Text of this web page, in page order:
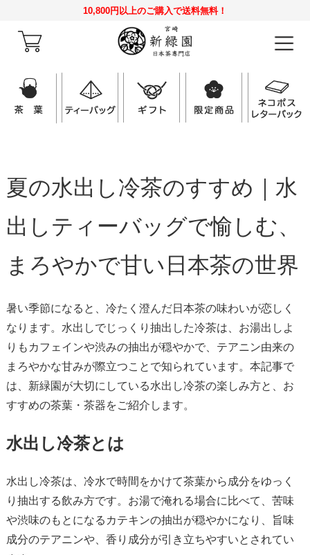
10,800円以上のご購入で送料無料！
夏の水出し冷茶のすすめ｜水
出しティーバッグで愉しむ、
まろやかで甘い日本茶の世界
暑い季節になると、冷たく澄んだ日本茶の味わいが恋しく
なります。水出しでじっくり抽出した冷茶は、お湯出しよ
りもカフェインや渋みの抽出が穏やかで、テアニン由来の
まろやかな甘みが際立つことで知られています。本記事で
は、新緑園が大切にしている水出し冷茶の楽しみ方と、お
すすめの茶葉・茶器をご紹介します。
水出し冷茶とは
水出し冷茶は、冷水で時間をかけて茶葉から成分をゆっく
り抽出する飲み方です。お湯で淹れる場合に比べて、苦味
や渋味のもとになるカテキンの抽出が穏やかになり、旨味
成分のテアニンや、香り成分が引き立ちやすいとされてい